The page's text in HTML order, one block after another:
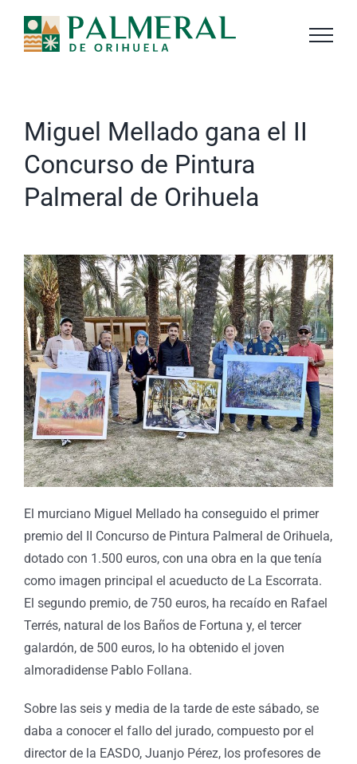
contenido
Miguel Mellado gana el II
Concurso de Pintura
Palmeral de Orihuela
El murciano Miguel Mellado ha conseguido el primer
premio del II Concurso de Pintura Palmeral de Orihuela,
dotado con 1.500 euros, con una obra en la que tenía
como imagen principal el acueducto de La Escorrata.
El segundo premio, de 750 euros, ha recaído en Rafael
Terrés, natural de los Baños de Fortuna y, el tercer
galardón, de 500 euros, lo ha obtenido el joven
almoradidense Pablo Follana.
Sobre las seis y media de la tarde de este sábado, se
daba a conocer el fallo del jurado, compuesto por el
director de la EASDO, Juanjo Pérez, los profesores de